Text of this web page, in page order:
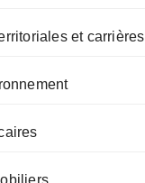
et carrières